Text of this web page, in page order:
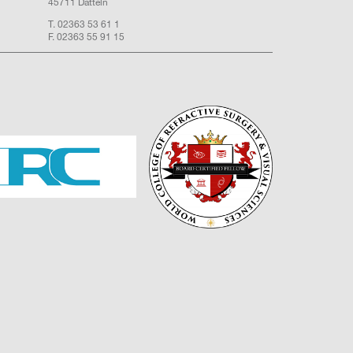
T. 02363 53 61 1
F. 02363 55 91 15